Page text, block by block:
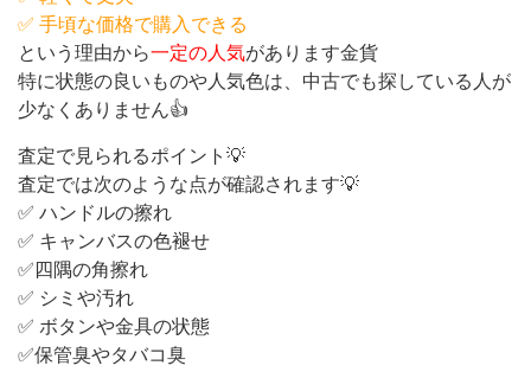
✅ 手頃な価格で購入できる
という理由から一定の人気があります金貨
特に状態の良いものや人気色は、中古でも探している人が
少なくありません👍
査定で見られるポイント💡
査定では次のような点が確認されます💡
✅ ハンドルの擦れ
✅ キャンバスの色褪せ
✅四隅の角擦れ
✅ シミや汚れ
✅ ボタンや金具の状態
✅保管臭やタバコ臭